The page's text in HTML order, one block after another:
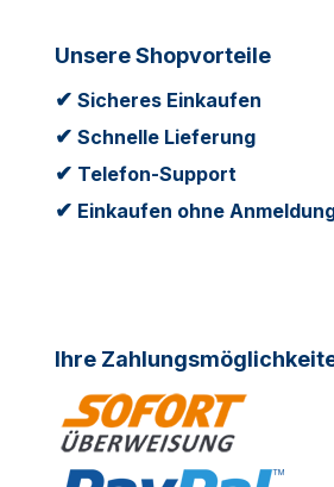
Unsere Shopvorteile
✔ Sicheres Einkaufen
✔ Schnelle Lieferung
✔ Telefon-Support
✔ Einkaufen ohne
Ihre